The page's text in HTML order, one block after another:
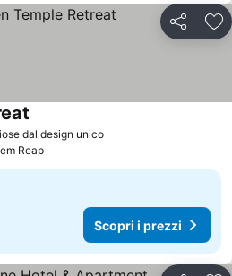
Condividi
dal design unicoScopri i prezzi
Reap
Scopri i prezzi